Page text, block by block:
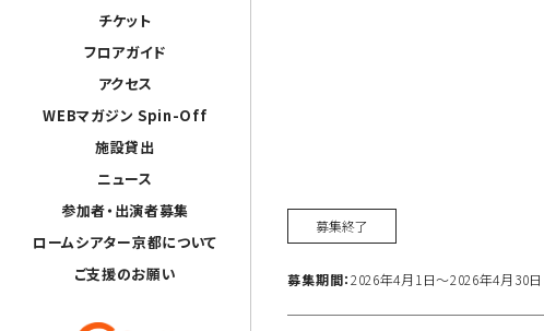
チケット
フロアガイド
アクセス
WEBマガジン Spin-Off
施設貸出
ニュース
参加者・出演者募集
ロームシアター京都について
ご支援のお願い
募集終了
募集期間：2026年4月1日〜2026年4月30日